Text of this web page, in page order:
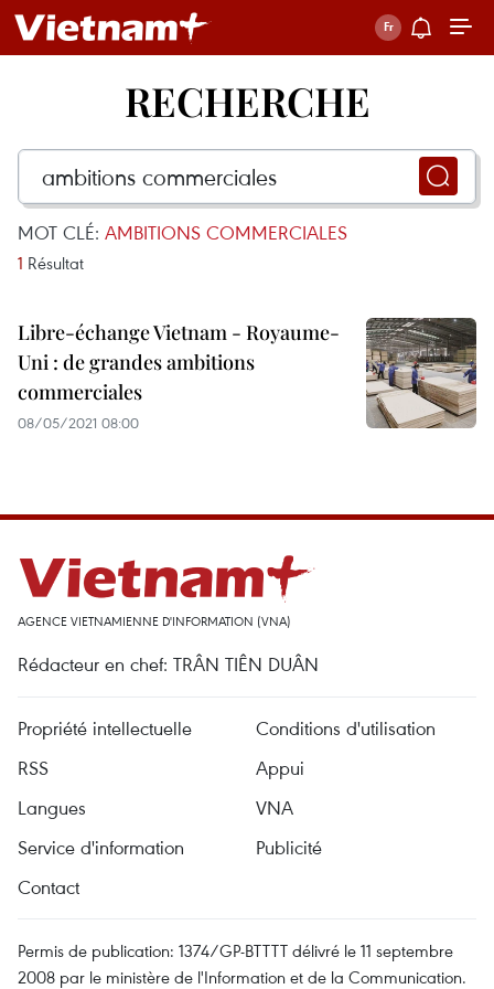
RECHERCHE
MOT CLÉ: AMBITIONS COMMERCIALES
1 Résultat
Libre-échange Vietnam - Royaume-
Uni : de grandes ambitions
commerciales
08/05/2021 08:00
AGENCE VIETNAMIENNE D'INFORMATION (VNA)
Rédacteur en chef: TRÂN TIÊN DUÂN
Propriété intellectuelle
Conditions d'utilisation
RSS
Appui
Langues
VNA
Service d'information
Publicité
Contact
Permis de publication: 1374/GP-BTTTT délivré le 11 septembre
2008 par le ministère de l'Information et de la Communication.